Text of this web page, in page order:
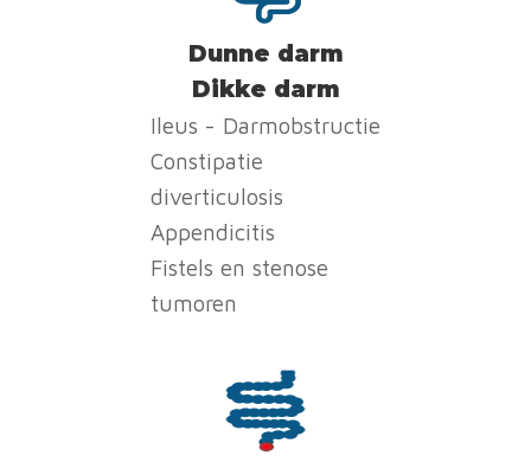
Dunne darm
Dikke darm
Ileus - Darmobstructie
Constipatie
diverticulosis
Appendicitis
Fistels en stenose
tumoren